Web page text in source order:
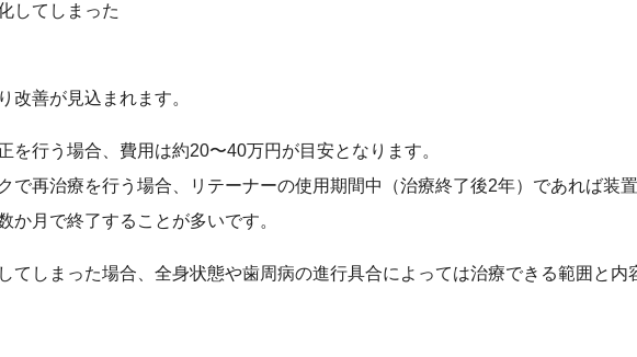
してしまった
改善が見込まれます。
を行う場合、費用は約20〜40万円が目安となります。
で再治療を行う場合、リテーナーの使用期間中（治療終了後2年）であれば装
か月で終了することが多いです。
てしまった場合、全身状態や歯周病の進行具合によっては治療できる範囲と内